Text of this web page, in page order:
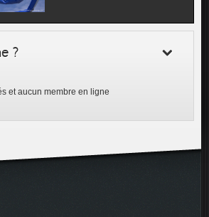
?
et aucun membre en ligne